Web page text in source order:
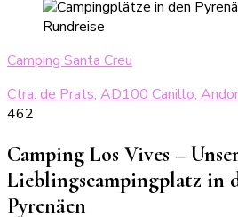
Camping Santa Creu
Ctra. de Prats, AD100 Canillo,
462
Camping Los Vives –
Lieblingscampingplatz in
Pyrenäen